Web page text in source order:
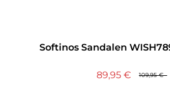
Softinos Sandalen
109,95 €
89,95 €